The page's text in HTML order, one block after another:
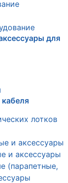
для
лотков
и аксессуары
и аксессуары
(парапетные,